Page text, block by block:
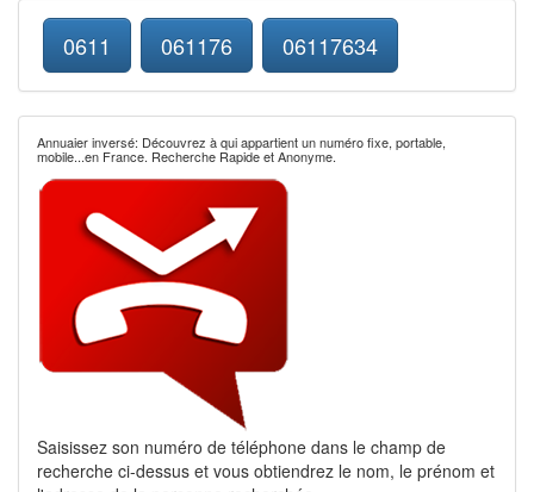
0611 061176 06117634
Annuaier inversé: Découvrez à qui appartient un numéro fixe, portable,
mobile...en France. Recherche Rapide et Anonyme.
Saisissez son numéro de téléphone dans le champ de
recherche ci-dessus et vous obtiendrez le nom, le prénom et